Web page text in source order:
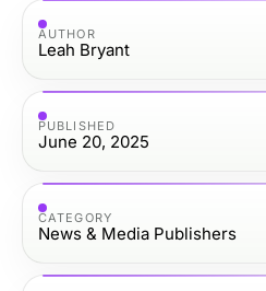
AUTHOR
Leah Bryant
PUBLISHED
June 20, 2025
CATEGORY
News & Media Publishers